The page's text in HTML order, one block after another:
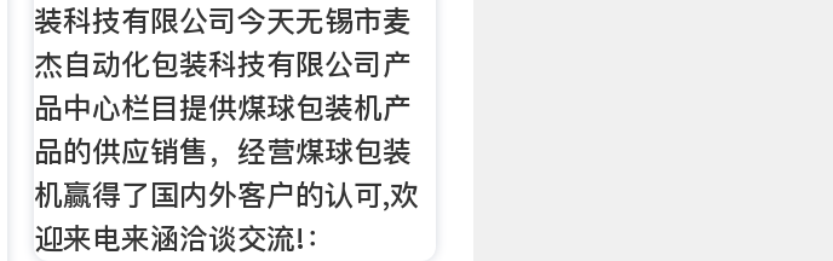
装科技有限公司今天无锡市麦
杰自动化包装科技有限公司产
品中心栏目提供煤球包装机产
品的供应销售，经营煤球包装
机赢得了国内外客户的认可,欢
迎来电来涵洽谈交流!：